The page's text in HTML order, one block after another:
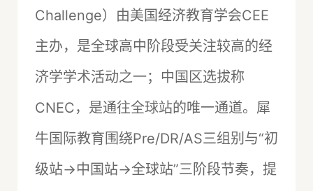
Challenge）由美国经济教育学会CEE
主办，是全球高中阶段受关注较高的经
济学学术活动之一；中国区选拔称
CNEC，是通往全球站的唯一通道。犀
牛国际教育围绕Pre/DR/AS三组别与“初
级站→中国站→全球站”三阶段节奏，提